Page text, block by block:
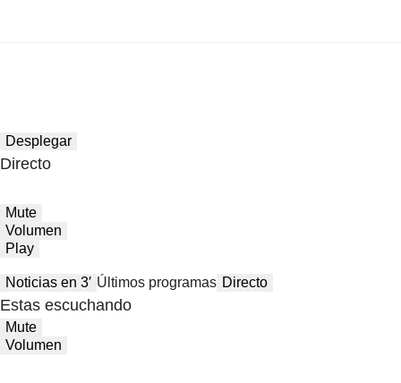
Desplegar
Directo
Mute
Volumen
Play
Noticias en 3′ Últimos programas Directo
Estas escuchando
Mute
Volumen